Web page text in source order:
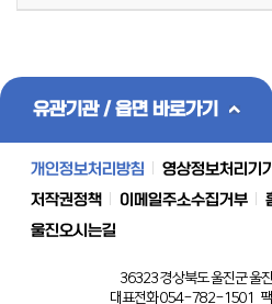
유관기관 / 읍면 바로가기
개인정보처리방침
영상정보처리기
저작권정책
이메일주소수집거부
울진오시는길
36323 경상북도 울진군 울
대표전화 054-782-1501